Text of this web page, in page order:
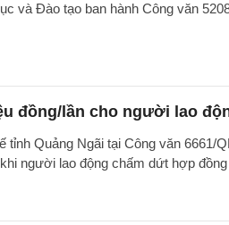
và Đào tạo ban hành Công văn
đồng/lần cho người lao
tỉnh Quảng Ngãi tại Công văn
người lao động chấm dứt hợp